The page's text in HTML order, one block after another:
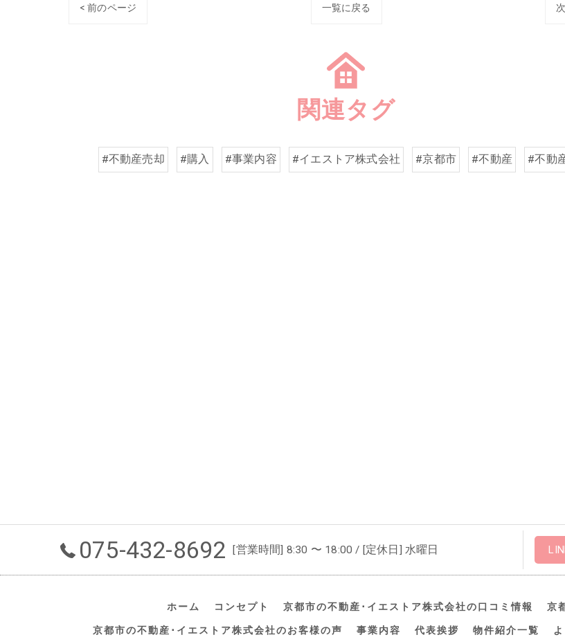
< 前のページ 一覧に戻る
関連タグ
#不動産売却 #購入 #事業内容 #イエストア株式会社 #京都市 #不動産 #不動
075-432-8692 [営業時間] 8:30 〜 18:00 / [定休日] 水曜日
ホーム コンセプト 京都市の不動産･イエストア株式会社の口コミ情報 京
京都市の不動産･イエストア株式会社のお客様の声 事業内容 代表挨拶 物件紹介一覧